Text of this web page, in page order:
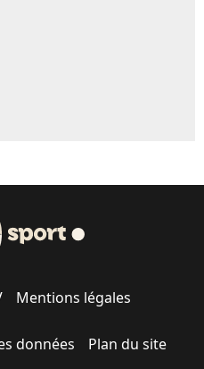
Mentions légales
données Plan du site